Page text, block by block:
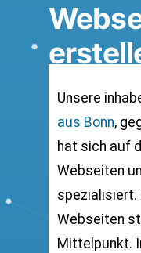
Unsere
aus Bonn,
hat sich auf
Webseiten
spezialisiert.
Webseiten
Mittelpunkt.